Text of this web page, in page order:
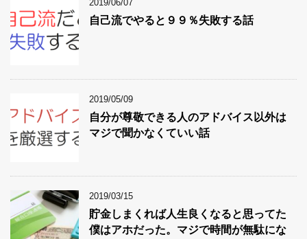
2019/06/07
自己流でやると９９％失敗する話
2019/05/09
自分が尊敬できる人のアドバイス以外は
マジで聞かなくていい話
2019/03/15
貯金しまくれば人生良くなると思ってた
僕はアホだった。マジで時間が無駄にな